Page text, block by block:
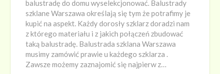
balustradę do domu wyselekcjonować. Balustrady
szklane Warszawa określają się tym że potrafimy je
kupić na aspekt. Każdy dorosły szklarz doradzi nam
z którego materiału i z jakich połączeń zbudować
taką balustradę. Balustrada szklana Warszawa
musimy zamówić prawie u każdego szklarza .
Zawsze możemy zaznajomić się najpierw z…